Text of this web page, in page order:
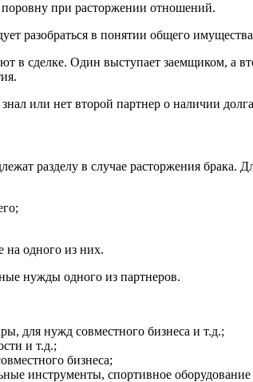
при расторжении отношений.
разобраться в понятии общего
в сделке. Один выступает заемщиком, а
или нет второй партнер о наличии
разделу в случае расторжения брака.
на одного из них.
нужды одного из партнеров.
для нужд совместного бизнеса и т.д.;
и т.д.;
бизнеса;
инструменты, спортивное оборудование